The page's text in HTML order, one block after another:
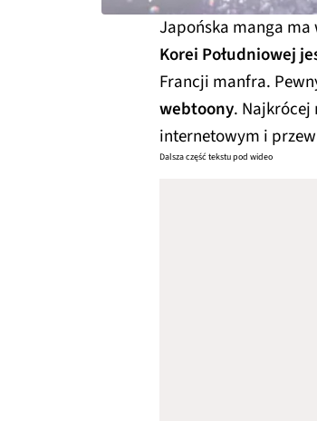
Japońska manga
Korei Południowej
Francji manfra.
webtoony.
internetowym i
Dalsza część tekstu pod wideo